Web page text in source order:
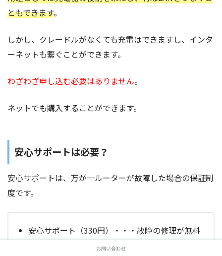
ともできます。
しかし、クレードルがなくても充電はできますし、インタ
ーネットも繋ぐことができます。
わざわざ申し込む必要はありません。
ネットでも購入することができます。
安心サポートは必要？
安心サポートは、万が一ルーターが故障した場合の保証制
度です。
安心サポート（330円）・・・故障の修理が無料
安心サポートワイド（550円）・・・水濡れや破
お問い合わせ